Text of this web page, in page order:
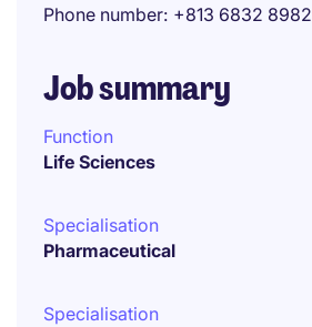
Phone number +813 6832 8982
Job summary
Function
Life Sciences
Specialisation
Pharmaceutical
Specialisation